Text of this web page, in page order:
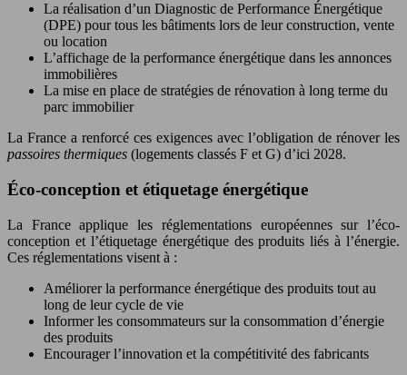
La réalisation d’un Diagnostic de Performance Énergétique
(DPE) pour tous les bâtiments lors de leur construction, vente
ou location
L’affichage de la performance énergétique dans les annonces
immobilières
La mise en place de stratégies de rénovation à long terme du
parc immobilier
La France a renforcé ces exigences avec l’obligation de rénover les
passoires thermiques (logements classés F et G) d’ici 2028.
Éco-conception et étiquetage énergétique
La France applique les réglementations européennes sur l’éco-
conception et l’étiquetage énergétique des produits liés à l’énergie.
Ces réglementations visent à :
Améliorer la performance énergétique des produits tout au
long de leur cycle de vie
Informer les consommateurs sur la consommation d’énergie
des produits
Encourager l’innovation et la compétitivité des fabricants